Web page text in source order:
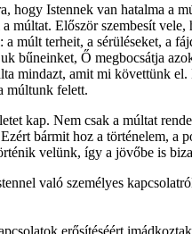
hogy Istennek van hatalma a
múltat. Először szembesít
terheit, a sérüléseket, a
bűneinket, Ő megbocsátja
mindazt, amit mi követtünk
múltunk felett.
kap. Nem csak a múltat
bármit hoz a történelem, a
velünk, így a jövőbe is
való személyes
erősítéséért